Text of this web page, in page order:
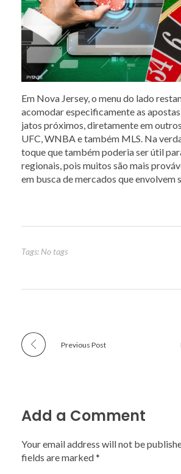
Em Nova Jersey, o menu do lado
acomodar especificamente as
jatos próximos, diretamente em
UFC, WNBA e também MLS. Na
toque que também poderia ser útil
regionais, pois muitos são mais
em busca de mercados que envolvem
Tags: No tags
Previous Post
Add a Comment
Your email address will not be
fields are marked *